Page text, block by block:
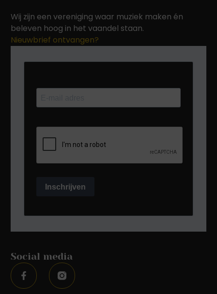
Wij zijn een vereniging waar muziek maken én
beleven hoog in het vaandel staan.
Nieuwbrief ontvangen?
Inschrijven
Social media